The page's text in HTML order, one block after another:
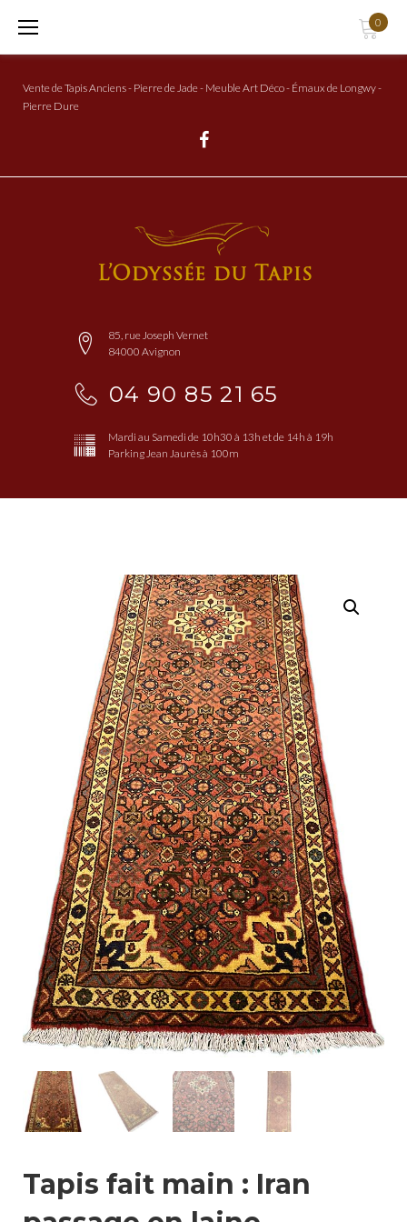
0
Vente de Tapis Anciens - Pierre de Jade - Meuble Art Déco - Émaux de Longwy -
Pierre Dure
85, rue Joseph Vernet
84000 Avignon
04 90 85 21 65
Mardi au Samedi de 10h30 à 13h et de 14h à 19h
Parking Jean Jaurès à 100m
Tapis fait main : Iran